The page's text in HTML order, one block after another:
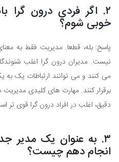
۲. اگر فردی درون گرا
خوبی شوم؟
پاسخ: بله، قطعا. مدیریت فقط به
نیست. مدیران درون گرا اغلب
می کنند و می توانند ارتباطات یک
برقرار کنند. مهارت های کلیدی
دقیق، اغلب در افراد درون گرا قوی تر
۳. به عنوان یک مدیر
انجام دهم چیست؟